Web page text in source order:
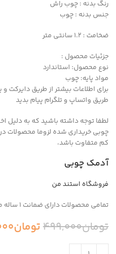
رنگ بدنه : چوب راش
جنس بدنه : چوب
ضخامت : ۱.2 سانتی متر
جزئیات محصول :
نوع محصول: استاندارد
مواد پایه: چوب
طریق واتساپ و تلگرام پیام بدید
لطفا توجه داشته باشید که به
چوبی خریداری شده لزوما محصولات
کم متفاوت باشد،
آدمک چوبی
فروشگاه استند من
تمامی محصولات دارای ضمانت ۱ ساله میباشد
تومان499,000تومان